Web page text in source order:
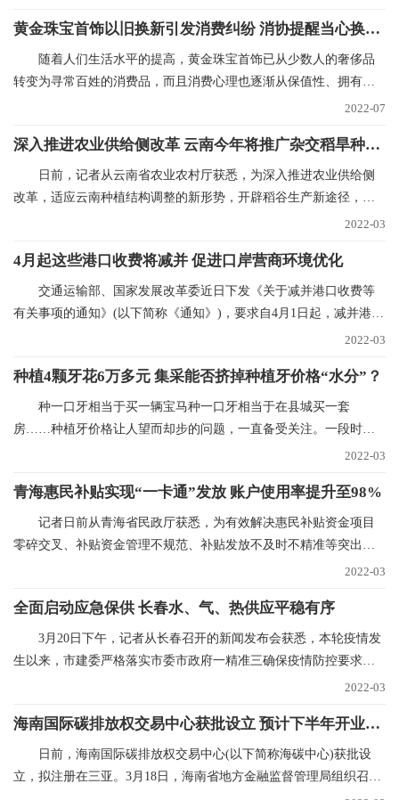
黄金珠宝首饰以旧换新引发消费纠纷 消协提醒当心换购回购“陷阱”
随着人们生活水平的提高，黄金珠宝首饰已从少数人的奢侈品
转变为寻常百姓的消费品，而且消费心理也逐渐从保值性、拥有性
2022-07
深入推进农业供给侧改革 云南今年将推广杂交稻旱种50万亩
日前，记者从云南省农业农村厅获悉，为深入推进农业供给侧
改革，适应云南种植结构调整的新形势，开辟稻谷生产新途径，稳
2022-03
4月起这些港口收费将减并 促进口岸营商环境优化
交通运输部、国家发展改革委近日下发《关于减并港口收费等
有关事项的通知》(以下简称《通知》)，要求自4月1日起，减并港口
2022-03
种植4颗牙花6万多元 集采能否挤掉种植牙价格“水分”？
种一口牙相当于买一辆宝马种一口牙相当于在县城买一套
房……种植牙价格让人望而却步的问题，一直备受关注。一段时间
2022-03
青海惠民补贴实现“一卡通”发放 账户使用率提升至98%
记者日前从青海省民政厅获悉，为有效解决惠民补贴资金项目
零碎交叉、补贴资金管理不规范、补贴发放不及时不精准等突出问
2022-03
全面启动应急保供 长春水、气、热供应平稳有序
3月20日下午，记者从长春召开的新闻发布会获悉，本轮疫情发
生以来，市建委严格落实市委市政府一精准三确保疫情防控要求，
2022-03
海南国际碳排放权交易中心获批设立 预计下半年开业运营
日前，海南国际碳排放权交易中心(以下简称海碳中心)获批设
立，拟注册在三亚。3月18日，海南省地方金融监督管理局组织召开